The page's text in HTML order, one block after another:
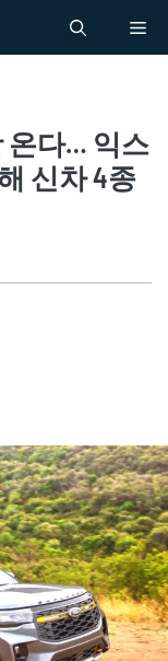
온다… 익스
신차 4종